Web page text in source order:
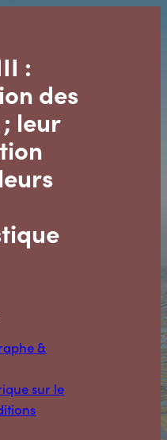
:
des
leur
&
sur le